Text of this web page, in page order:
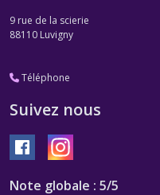
9 rue de la scierie
88110 Luvigny
Téléphone
Suivez nous
Note globale : 5/5